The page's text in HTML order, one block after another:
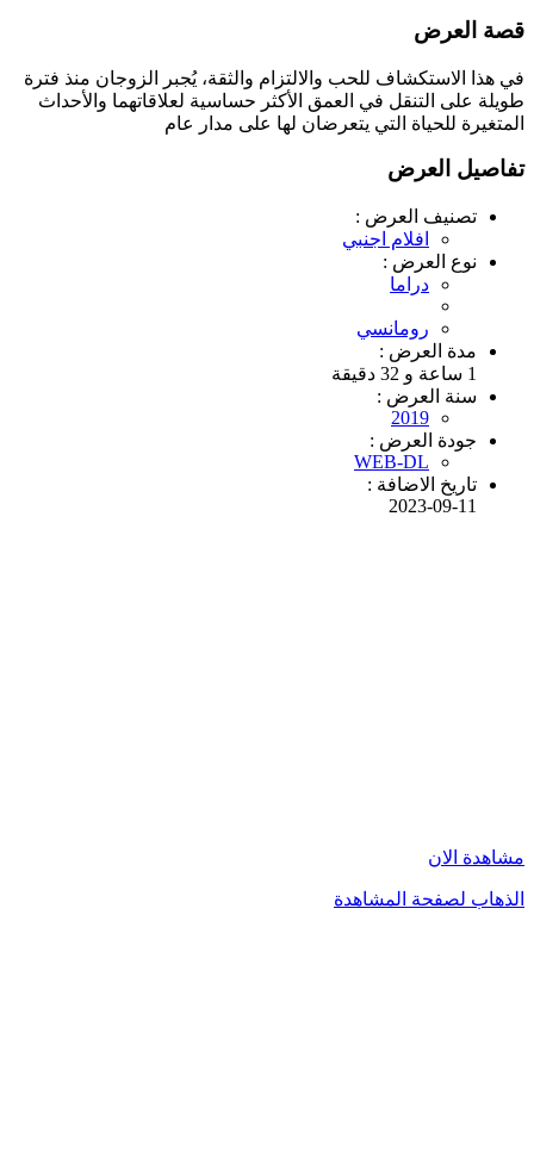
قصة العرض
في هذا الاستكشاف للحب والالتزام والثقة، يُجبر الزوجان منذ فترة
طويلة على التنقل في العمق الأكثر حساسية لعلاقاتهما والأحداث
المتغيرة للحياة التي يتعرضان لها على مدار عام
تفاصيل العرض
تصنيف العرض :
افلام اجنبي
نوع العرض :
دراما
رومانسي
مدة العرض :
1 ساعة و 32 دقيقة
سنة العرض :
2019
جودة العرض :
WEB-DL
تاريخ الاضافة :
2023-09-11
مشاهدة الان
الذهاب لصفحة المشاهدة